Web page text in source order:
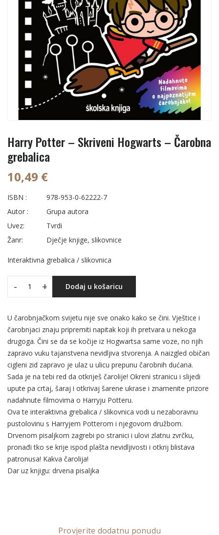
Harry Potter – Skriveni Hogwarts – Čarobna
grebalica
10,49 €
ISBN :
978-953-0-62222-7
Autor :
Grupa autora
Uvez:
Tvrdi
Žanr:
Dječje knjige, slikovnice
Interaktivna grebalica / slikovnica
- + Dodaj u košaricu
U čarobnjačkom svijetu nije sve onako kako se čini. Vještice i
čarobnjaci znaju pripremiti napitak koji ih pretvara u nekoga
drugoga. Čini se da se kočije iz Hogwartsa same voze, no njih
zapravo vuku tajanstvena nevidljiva stvorenja. A naizgled običan
cigleni zid zapravo je ulaz u ulicu prepunu čarobnih dućana.
Sada je na tebi red da otkriješ čarolije! Okreni stranicu i slijedi
upute pa crtaj, šaraj i otkrivaj šarene ukrase i znamenite prizore
nadahnute filmovima o Harryju Potteru.
Ova te interaktivna grebalica / slikovnica vodi u nezaboravnu
pustolovinu s Harryjem Potterom i njegovom družbom.
Drvenom pisaljkom zagrebi po stranici i ulovi zlatnu zvrčku,
pronađi tko se krije ispod plašta nevidljivosti i otkrij blistava
patronusa! Kakva čarolija!
Dar uz knjigu: drvena pisaljka
Provjerite dodatnu ponudu